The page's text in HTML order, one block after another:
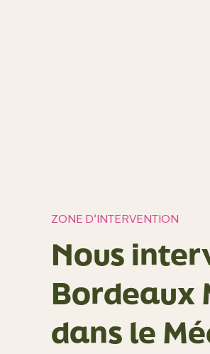
ZONE D’INTERVENTION
Nous
Bordeaux
dans le